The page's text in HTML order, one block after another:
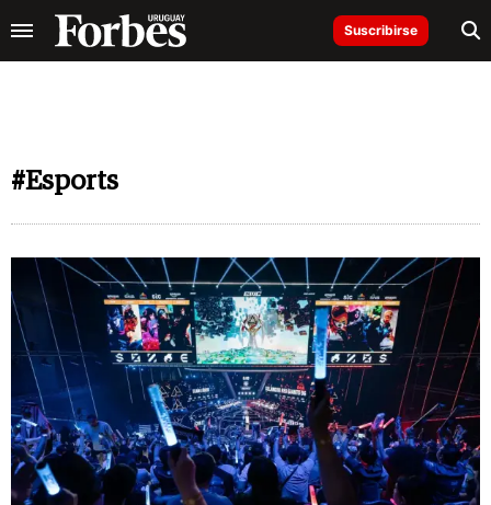
Suscribirse
#Esports